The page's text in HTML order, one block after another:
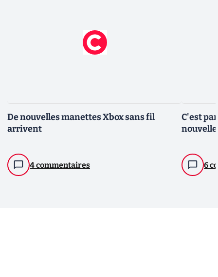
De nouvelles manettes Xbox sans fil
arrivent
4 commentaires
C'est
6